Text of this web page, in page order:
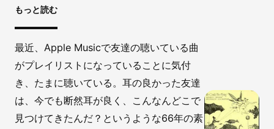
もっと読む
最近、Apple Musicで友達の聴いている曲
がプレイリストになっていることに気付
き、たまに聴いている。耳の良かった友達
は、今でも断然耳が良く、こんなんどこで
見つけてきたんだ？というような66年の素